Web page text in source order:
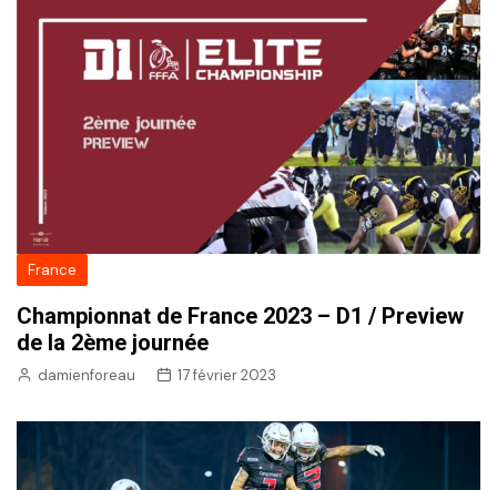
France
Championnat de France 2023 – D1 / Preview
de la 2ème journée
damienforeau 17 février 2023